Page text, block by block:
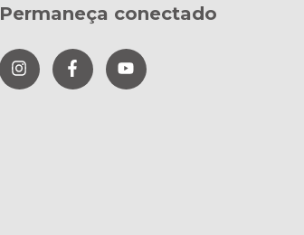
Permaneça conectado